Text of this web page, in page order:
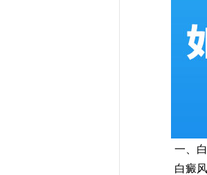
一、白
白癜风是